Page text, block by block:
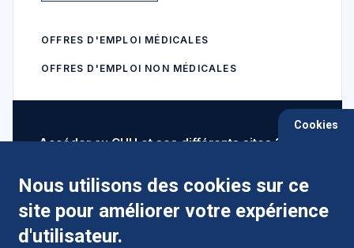
OFFRES D'EMPLOI MÉDICALES
OFFRES D'EMPLOI NON MÉDICALES
Accéder au CHU et ses différents sites ?
Comment préparer mon hospitalisation ?
Cookies
Nous utilisons des cookies sur ce
site pour améliorer votre expérience
d'utilisateur.